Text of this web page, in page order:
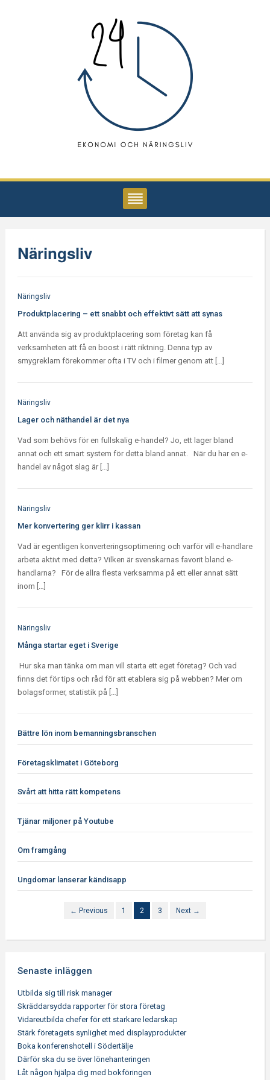
Näringsliv
Näringsliv
Produktplacering – ett snabbt och effektivt sätt att synas
Att använda sig av produktplacering som företag kan få
verksamheten att få en boost i rätt riktning. Denna typ av
smygreklam förekommer ofta i TV och i filmer genom att […]
Näringsliv
Lager och näthandel är det nya
Vad som behövs för en fullskalig e-handel? Jo, ett lager bland
annat och ett smart system för detta bland annat. När du har en e-
handel av något slag är […]
Näringsliv
Mer konvertering ger klirr i kassan
Vad är egentligen konverteringsoptimering och varför vill e-handlare
arbeta aktivt med detta? Vilken är svenskarnas favorit bland e-
handlarna? För de allra flesta verksamma på ett eller annat sätt
inom […]
Näringsliv
Många startar eget i Sverige
Hur ska man tänka om man vill starta ett eget företag? Och vad
finns det för tips och råd för att etablera sig på webben? Mer om
bolagsformer, statistik på […]
Bättre lön inom bemanningsbranschen
Företagsklimatet i Göteborg
Svårt att hitta rätt kompetens
Tjänar miljoner på Youtube
Om framgång
Ungdomar lanserar kändisapp
← Previous 1 2 3 Next →
Senaste inläggen
Utbilda sig till risk manager
Skräddarsydda rapporter för stora företag
Vidareutbilda chefer för ett starkare ledarskap
Stärk företagets synlighet med displayprodukter
Boka konferenshotell i Södertälje
Därför ska du se över lönehanteringen
Låt någon hjälpa dig med bokföringen